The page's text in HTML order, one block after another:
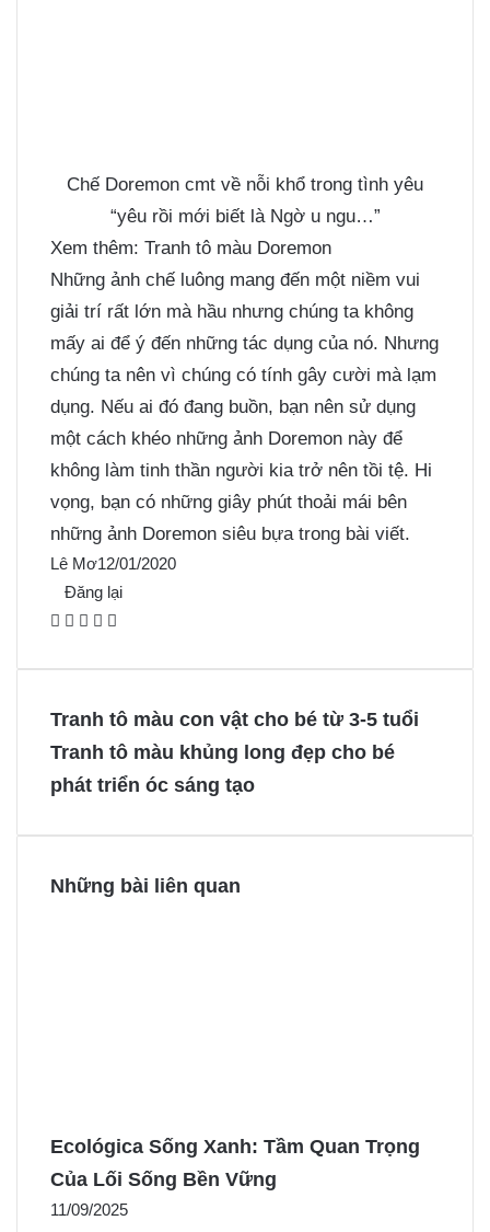
Chế Doremon cmt về nỗi khổ trong tình yêu
“yêu rồi mới biết là Ngờ u ngu…”
Xem thêm: Tranh tô màu Doremon
Những ảnh chế luông mang đến một niềm vui
giải trí rất lớn mà hầu nhưng chúng ta không
mấy ai để ý đến những tác dụng của nó. Nhưng
chúng ta nên vì chúng có tính gây cười mà lạm
dụng. Nếu ai đó đang buồn, bạn nên sử dụng
một cách khéo những ảnh Doremon này để
không làm tinh thần người kia trở nên tồi tệ. Hi
vọng, bạn có những giây phút thoải mái bên
những ảnh Doremon siêu bựa trong bài viết.
Lê Mơ12/01/2020
Đăng lại
F
o
o
X P
r
e
M
n
g
n
g
Tranh tô màu con vật cho bé từ 3-5 tuổi
Tranh tô màu khủng long đẹp cho bé
phát triển óc sáng tạo
Những bài liên quan
Ecológica Sống Xanh: Tầm Quan Trọng
Của Lối Sống Bền Vững
11/09/2025